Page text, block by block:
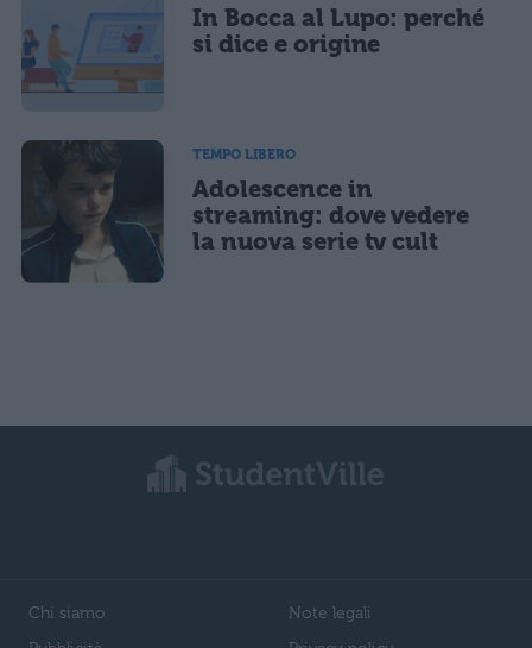
In Bocca al Lupo: perché
si dice e origine
TEMPO LIBERO
Adolescence in
streaming: dove vedere
la nuova serie tv cult
Chi siamo
Note legali